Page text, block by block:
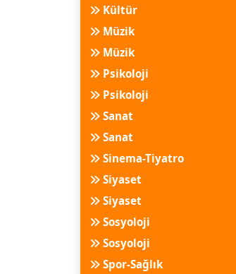
Kültür
Müzik
Müzik
Psikoloji
Psikoloji
Sanat
Sanat
Sinema-Tiyatro
Siyaset
Siyaset
Sosyoloji
Sosyoloji
Spor-Sağlık